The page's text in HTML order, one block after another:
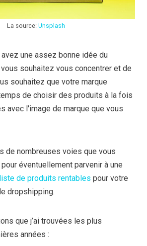
La source: Unsplash
une assez bonne idée du
souhaitez vous concentrer et de
souhaitez que votre marque
de choisir des produits à la fois
avec l'image de marque que vous
de nombreuses voies que vous
éventuellement parvenir à une
liste de produits rentables pour votre
dropshipping.
que j’ai trouvées les plus
années :